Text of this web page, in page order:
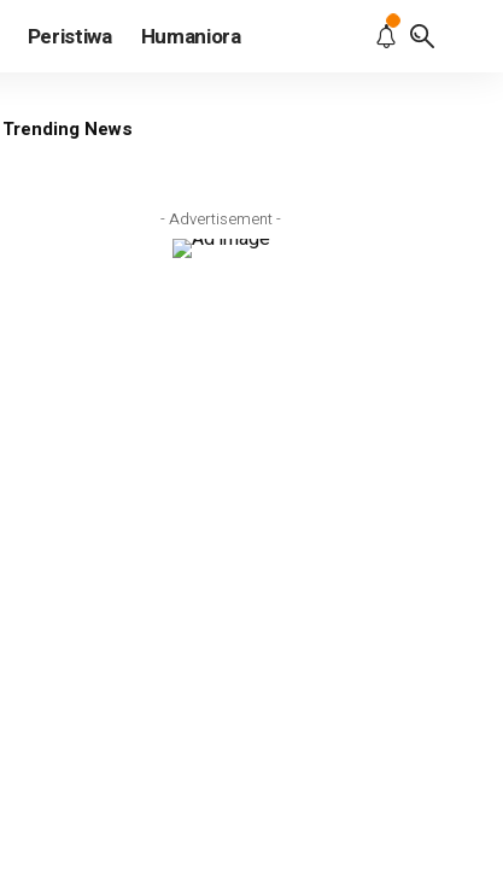
Peristiwa Humaniora
Trending News
- Advertisement -